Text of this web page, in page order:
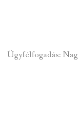
Ügyfélfogadás: